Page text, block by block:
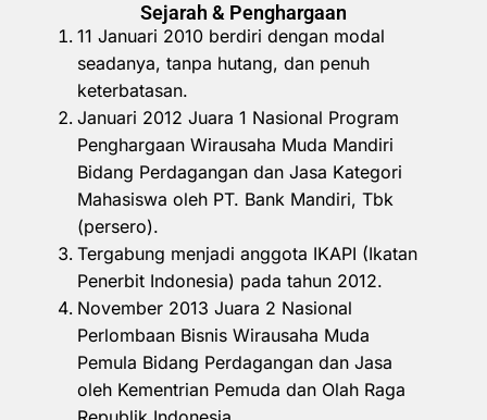
Sejarah & Penghargaan
11 Januari 2010 berdiri dengan modal
seadanya, tanpa hutang, dan penuh
keterbatasan.
Januari 2012 Juara 1 Nasional Program
Penghargaan Wirausaha Muda Mandiri
Bidang Perdagangan dan Jasa Kategori
Mahasiswa oleh PT. Bank Mandiri, Tbk
(persero).
Tergabung menjadi anggota IKAPI (Ikatan
Penerbit Indonesia) pada tahun 2012.
November 2013 Juara 2 Nasional
Perlombaan Bisnis Wirausaha Muda
Pemula Bidang Perdagangan dan Jasa
oleh Kementrian Pemuda dan Olah Raga